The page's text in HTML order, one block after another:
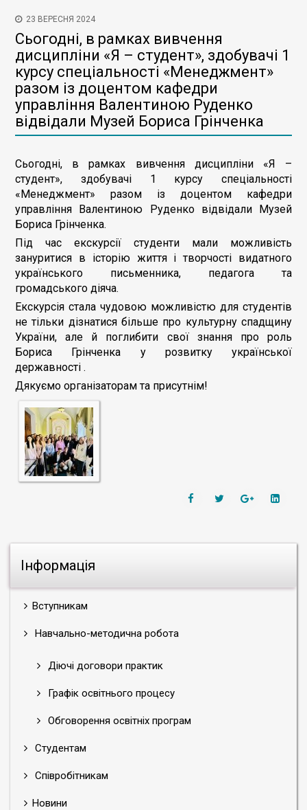
Інформація
Вступникам
Навчально-методична робота
Діючі договори практик
Графік освітнього процесу
Обговорення освітніх програм
Студентам
Співробітникам
Новини
23 ВЕРЕСНЯ 2024
Сьогодні, в рамках вивчення
дисципліни «Я – студент», здобувачі 1
курсу спеціальності «Менеджмент»
разом із доцентом кафедри
управління Валентиною Руденко
відвідали Музей Бориса Грінченка
Сьогодні, в рамках вивчення дисципліни «Я –
студент», здобувачі 1 курсу спеціальності
«Менеджмент» разом із доцентом кафедри
управління Валентиною Руденко відвідали Музей
Бориса Грінченка.
Під час екскурсії студенти мали можливість
зануритися в історію життя і творчості видатного
українського письменника, педагога та
громадського діяча.
Екскурсія стала чудовою можливістю для студентів
не тільки дізнатися більше про культурну спадщину
України, але й поглибити свої знання про роль
Бориса Грінченка у розвитку української
державності .
Дякуємо організаторам та присутнім!